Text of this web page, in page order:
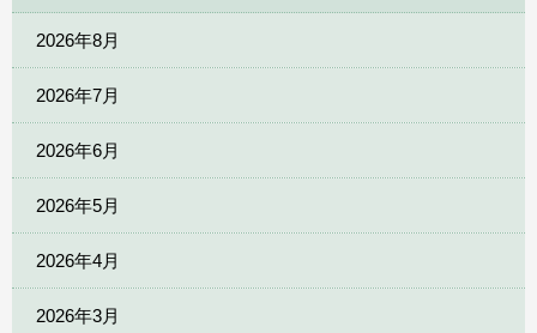
2026年8月
2026年7月
2026年6月
2026年5月
2026年4月
2026年3月